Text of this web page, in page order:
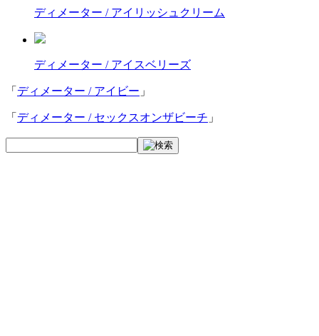
ディメーター / アイリッシュクリーム
ディメーター / アイスベリーズ
「 ディメーター / アイビー 」
「 ディメーター / セックスオンザビーチ 」